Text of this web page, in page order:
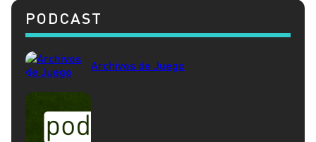
PODCAST
Archivos de Juego